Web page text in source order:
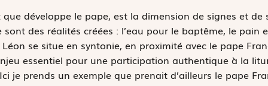
que développe le pape, est la dimension de signes et
sont des réalités créées : l’eau pour le baptême, le pain
se situe en syntonie, en proximité avec le pape
essentiel pour une participation authentique à la
je prends un exemple que prenait d’ailleurs le pape